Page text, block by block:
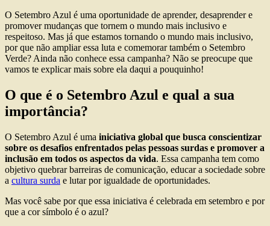
O Setembro Azul é uma oportunidade de aprender, desaprender e
promover mudanças que tornem o mundo mais inclusivo e
respeitoso. Mas já que estamos tornando o mundo mais inclusivo,
por que não ampliar essa luta e comemorar também o Setembro
Verde? Ainda não conhece essa campanha? Não se preocupe que
vamos te explicar mais sobre ela daqui a pouquinho!
O que é o Setembro Azul e qual a sua
importância?
O Setembro Azul é uma iniciativa global que busca conscientizar
sobre os desafios enfrentados pelas pessoas surdas e promover a
inclusão em todos os aspectos da vida. Essa campanha tem como
objetivo quebrar barreiras de comunicação, educar a sociedade sobre
a cultura surda e lutar por igualdade de oportunidades.
Mas você sabe por que essa iniciativa é celebrada em setembro e por
que a cor símbolo é o azul?